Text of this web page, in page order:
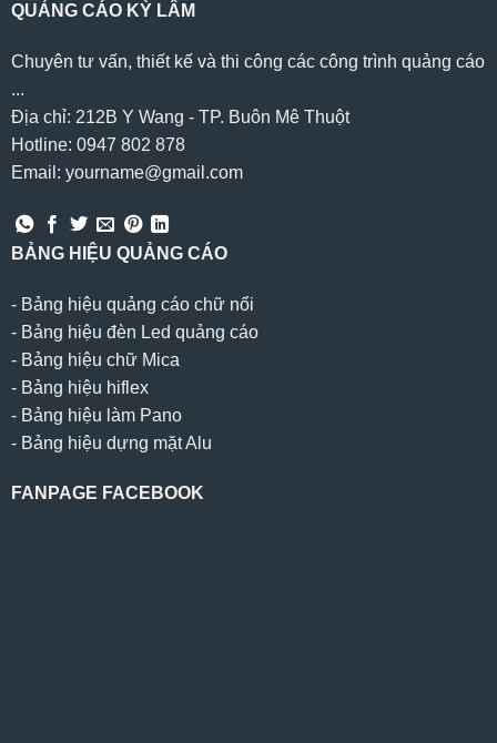
QUẢNG CÁO KỲ LÂM
Chuyên tư vấn, thiết kế và thi công các công trình quảng cáo
...
Địa chỉ: 212B Y Wang - TP. Buôn Mê Thuột
Hotline: 0947 802 878
Email: yourname@gmail.com
BẢNG HIỆU QUẢNG CÁO
- Bảng hiệu quảng cáo chữ nổi
- Bảng hiệu đèn Led quảng cáo
- Bảng hiệu chữ Mica
- Bảng hiệu hiflex
- Bảng hiệu làm Pano
- Bảng hiệu dựng mặt Alu
FANPAGE FACEBOOK